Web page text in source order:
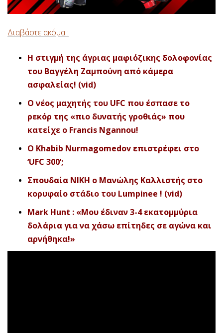
Διαβάστε ακόμα :
Η στιγμή της άγριας μαφιόζικης δολοφονίας
του Βαγγέλη Ζαμπούνη από κάμερα
ασφαλείας! (vid)
Ο νέος μαχητής του UFC που έσπασε το
ρεκόρ της «πιο δυνατής γροθιάς» που
κατείχε ο Francis Ngannou!
O Khabib Nurmagomedov επιστρέφει στο
‘UFC 300’;
Σπουδαία ΝΙΚΗ ο Μανώλης Καλλιστής στο
κορυφαίο στάδιο του Lumpinee ! (vid)
Mark Hunt : «Μου έδιναν 3-4 εκατομμύρια
δολάρια για να χάσω επίτηδες σε αγώνα και
αρνήθηκα!»